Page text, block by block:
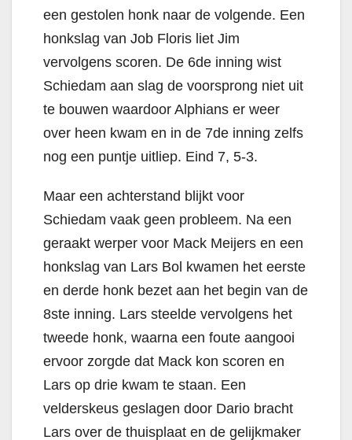
een gestolen honk naar de volgende. Een
honkslag van Job Floris liet Jim
vervolgens scoren. De 6de inning wist
Schiedam aan slag de voorsprong niet uit
te bouwen waardoor Alphians er weer
over heen kwam en in de 7de inning zelfs
nog een puntje uitliep. Eind 7, 5-3.
Maar een achterstand blijkt voor
Schiedam vaak geen probleem. Na een
geraakt werper voor Mack Meijers en een
honkslag van Lars Bol kwamen het eerste
en derde honk bezet aan het begin van de
8ste inning. Lars steelde vervolgens het
tweede honk, waarna een foute aangooi
ervoor zorgde dat Mack kon scoren en
Lars op drie kwam te staan. Een
velderskeus geslagen door Dario bracht
Lars over de thuisplaat en de gelijkmaker